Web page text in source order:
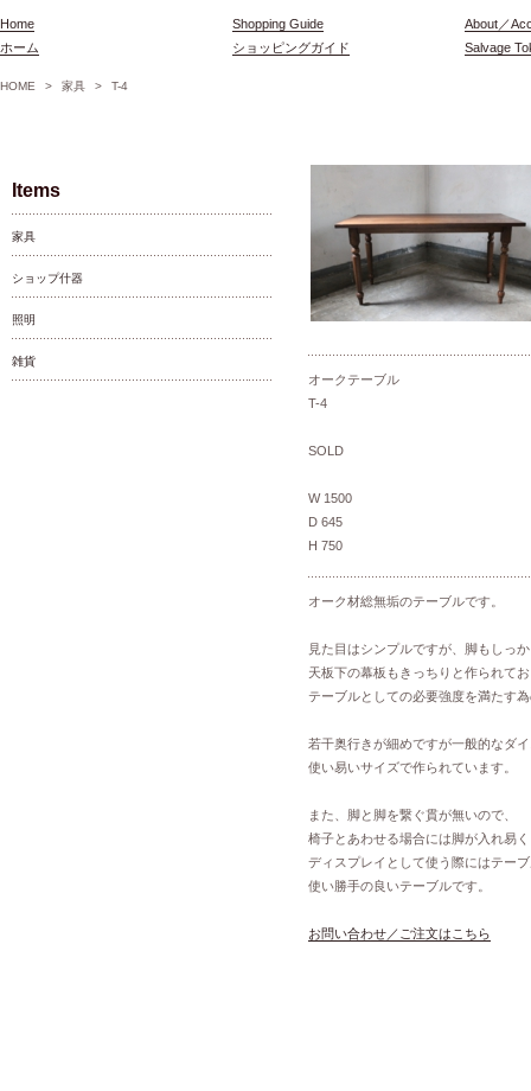
Home
ホーム
Shopping Guide
ショッピングガイド
About／
Salvage
HOME > 家具 > T-4
オークテーブル
T-4
SOLD
W 1500
D 645
H 750
オーク材総無垢のテーブルです。
見た目はシンプルですが、脚もしっ
天板下の幕板もきっちりと作られて
テーブルとしての必要強度を満たす
若干奥行きが細めですが一般的なダ
使い易いサイズで作られています。
また、脚と脚を繋ぐ貫が無いので、
椅子とあわせる場合には脚が入れ易
ディスプレイとして使う際にはテー
使い勝手の良いテーブルです。
お問い合わせ／ご注文はこちら
Items
家具
ショップ什器
照明
雑貨